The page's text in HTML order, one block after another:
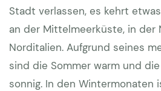
Stadt verlassen, es kehrt
an der Mittelmeerküste, in der
Norditalien. Aufgrund seines
sind die Sommer warm und
sonnig. In den Wintermonaten